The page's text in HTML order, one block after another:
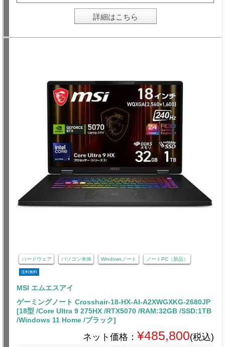
詳細はこちら
ハードウェア パソコン本体 Windowsノート ノートPC（新品）
送料無料
MSI エムエスアイ
ゲーミングノート Crosshair-18-HX-AI-A2XWGXKG-2680JP
[18型 /Core Ultra 9 275HX /RTX5070 /RAM:32GB /SSD:1TB
/Windows 11 Home /ブラック]
ネット価格： ¥485,800(税込)